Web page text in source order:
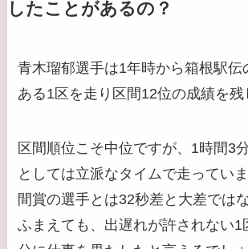
したことがあるの？
青木瑠郁選手は1年時から箱根駅伝
ある1区を走り区間12位の成績を残
区間順位こそ中位ですが、1時間3
としては立派なタイムで走ってい
間賞の選手とは32秒差と大差では
ふまえても、出遅れが許されない1